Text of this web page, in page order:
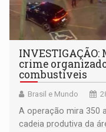
crime
combustíveis
Brasil e Mundo
A operação mira 350
cadeia produtiva da